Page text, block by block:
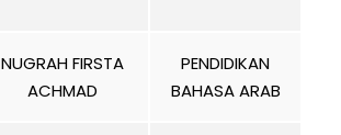
NUGRAH FIRSTA
ACHMAD
PENDIDIKAN
BAHASA ARAB